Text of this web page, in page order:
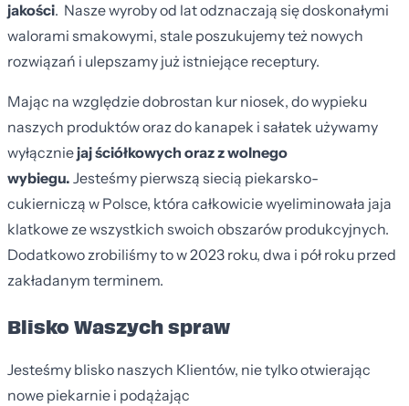
jakości. Nasze wyroby od lat odznaczają się doskonałymi
walorami smakowymi, stale poszukujemy też nowych
rozwiązań i ulepszamy już istniejące receptury.
Mając na względzie dobrostan kur niosek, do wypieku
naszych produktów oraz do kanapek i sałatek używamy
wyłączniejaj ściółkowych oraz z wolnego
wybiegu.Jesteśmy pierwszą siecią piekarsko-
cukierniczą w Polsce, która całkowicie wyeliminowała jaja
klatkowe ze wszystkich swoich obszarów produkcyjnych.
Dodatkowo zrobiliśmy to w 2023 roku, dwa i pół roku przed
zakładanym terminem.
Blisko Waszych spraw
Jesteśmy blisko naszych Klientów, nie tylko otwierając
nowe piekarnie i podążając